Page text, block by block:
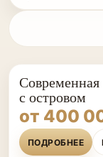
Современная
с островом
от 400
ПОДРОБНЕЕ